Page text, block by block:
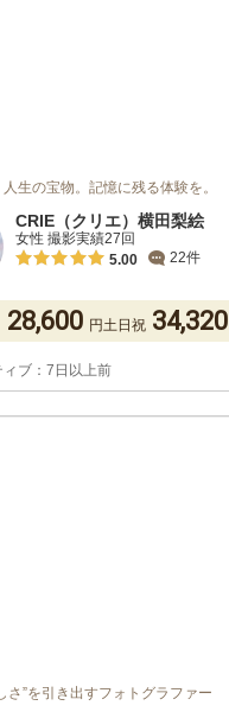
生の宝物。記憶に残る体験を。
CRIE（クリエ）横田梨絵
女性 撮影実績27回
5.00
22件
28,600 円土日祝 34,320
ブ：7日以上前
さ”を引き出すフォトグラファー